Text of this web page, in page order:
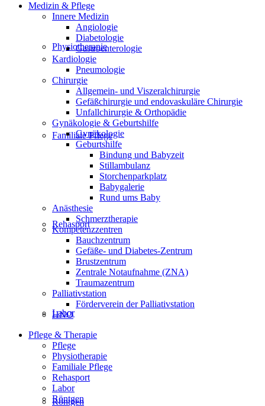
Physiotherapie
Familiale Pflege
Rehasport
Labor
Röntgen
Medizin & Pflege
Innere Medizin
Angiologie
Diabetologie
Gastroenterologie
Kardiologie
Pneumologie
Chirurgie
Allgemein- und Viszeralchirurgie
Gefäßchirurgie und endovaskuläre Chirurgie
Unfallchirurgie & Orthopädie
Gynäkologie & Geburtshilfe
Gynäkologie
Geburtshilfe
Bindung und Babyzeit
Stillambulanz
Storchenparkplatz
Babygalerie
Rund ums Baby
Anästhesie
Schmerztherapie
Kompetenzzentren
Bauchzentrum
Gefäße- und Diabetes-Zentrum
Brustzentrum
Zentrale Notaufnahme (ZNA)
Traumazentrum
Palliativstation
Förderverein der Palliativstation
HNO
Pflege & Therapie
Pflege
Physiotherapie
Familiale Pflege
Rehasport
Labor
Röntgen